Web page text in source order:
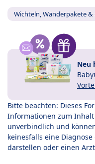
Wichteln, Wanderpakete &
Neu
Bitte beachten: Dieses
Informationen zum
unverbindlich und
keinesfalls eine
darstellen oder einen